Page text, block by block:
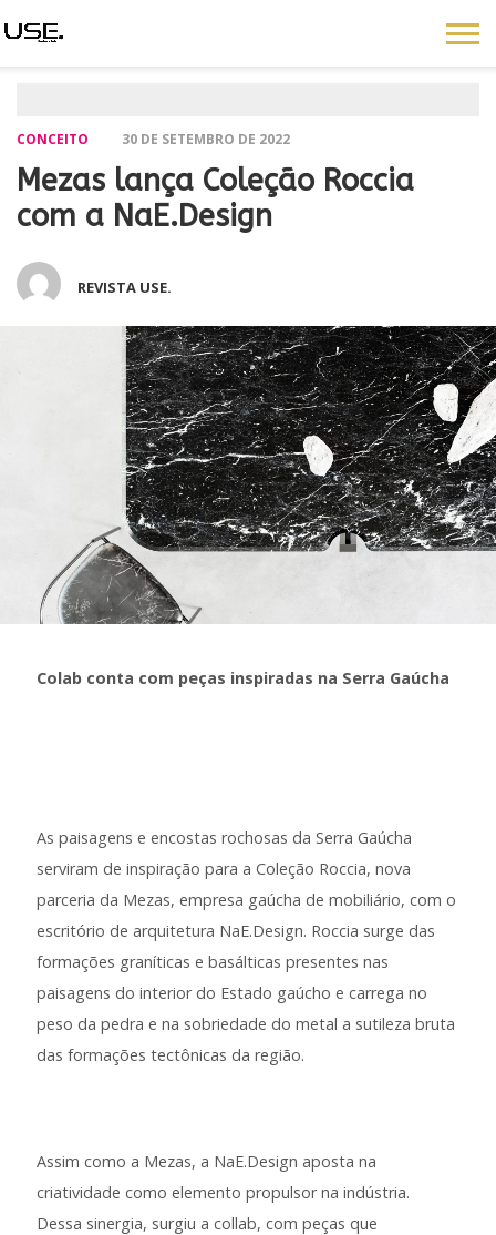
CONCEITO 30 DE SETEMBRO DE 2022
Mezas lança Coleção Roccia
com a NaE.Design
REVISTA USE.
Colab conta com peças inspiradas na Serra Gaúcha
As paisagens e encostas rochosas da Serra Gaúcha
serviram de inspiração para a Coleção Roccia, nova
parceria da Mezas, empresa gaúcha de mobiliário, com o
escritório de arquitetura NaE.Design. Roccia surge das
formações graníticas e basálticas presentes nas
paisagens do interior do Estado gaúcho e carrega no
peso da pedra e na sobriedade do metal a sutileza bruta
das formações tectônicas da região.
Assim como a Mezas, a NaE.Design aposta na
criatividade como elemento propulsor na indústria.
Dessa sinergia, surgiu a collab, com peças que